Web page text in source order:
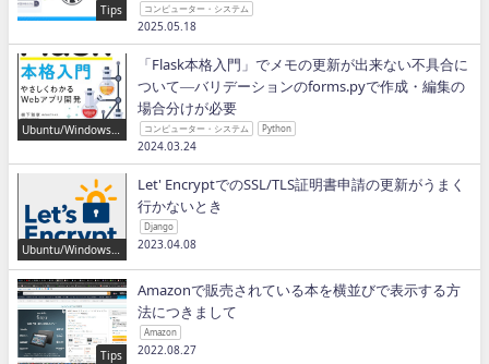
Tips コンピューター・システム
2025.05.18
Ubuntu/Windows/P
「Flask本格入門」でメモの更新が出来ない不具合に
ついて―バリデーションのforms.pyで作成・編集の
場合分けが必要
コンピューター・システム Python
2024.03.24
Ubuntu/Windows/P
ython/IT
Let' EncryptでのSSL/TLS証明書申請の更新がうまく
行かないとき
Django
2023.04.08
Tips
Amazonで販売されている本を横並びで表示する方
法につきまして
Amazon
2022.08.27